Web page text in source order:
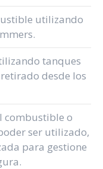
utilizando
tanques
desde los
combustible o
ser utilizado,
para gestione